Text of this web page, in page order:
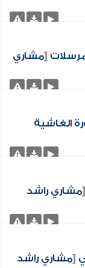
[مشاري
الغاشية
[مشاري راشد
[مشاري راشد